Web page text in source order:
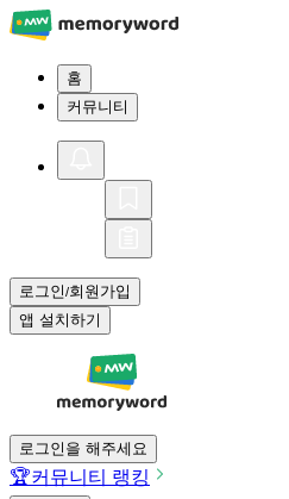
홈
커뮤니티
로그인/회원가입
앱 설치하기
로그인을 해주세요
🏆커뮤니티 랭킹